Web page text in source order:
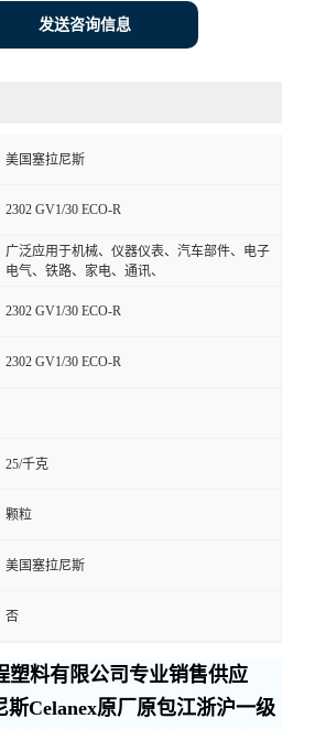
发送咨询信息
美国塞拉尼斯
2302 GV1/30 ECO-R
广泛应用于机械、仪器仪表、汽车部件、电子
电气、铁路、家电、通讯、
2302 GV1/30 ECO-R
2302 GV1/30 ECO-R
25/千克
颗粒
美国塞拉尼斯
否
塑料有限公司专业销售供应
斯Celanex原厂原包江浙沪一级